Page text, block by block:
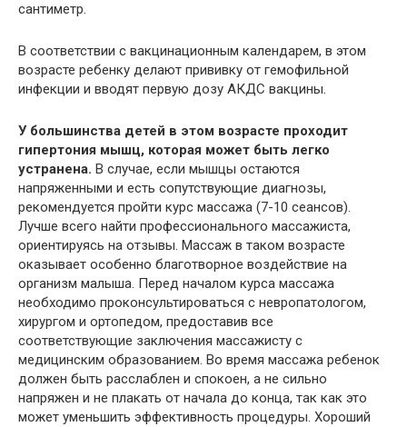
сантиметр.
В соответствии с вакцинационным календарем, в этом
возрасте ребенку делают прививку от гемофильной
инфекции и вводят первую дозу АКДС вакцины.
У большинства детей в этом возрасте проходит
гипертония мышц, которая может быть легко
устранена. В случае, если мышцы остаются
напряженными и есть сопутствующие диагнозы,
рекомендуется пройти курс массажа (7-10 сеансов).
Лучше всего найти профессионального массажиста,
ориентируясь на отзывы. Массаж в таком возрасте
оказывает особенно благотворное воздействие на
организм малыша. Перед началом курса массажа
необходимо проконсультироваться с невропатологом,
хирургом и ортопедом, предоставив все
соответствующие заключения массажисту с
медицинским образованием. Во время массажа ребенок
должен быть расслаблен и спокоен, а не сильно
напряжен и не плакать от начала до конца, так как это
может уменьшить эффективность процедуры. Хороший